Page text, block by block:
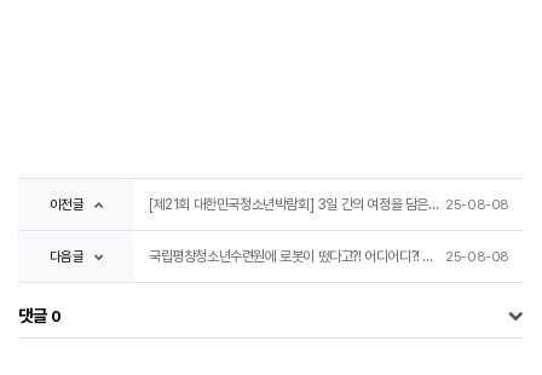
이전글 [제21회 대한민국청소년박람회] 3일 간의 여정을 담은 스케치 영상 함께 보시죠! 25-08-08
다음글 국립평창청소년수련원에 로봇이 떴다고?! 어디어디?! 나도 구경할래!😝 25-08-08
댓글 0